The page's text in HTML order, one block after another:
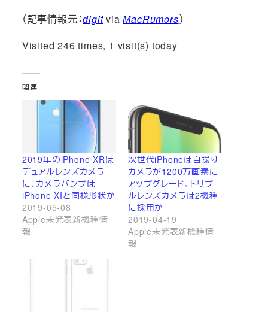
（記事情報元：digit viaMacRumors）
Visited 246 times, 1 visit(s) today
関連
2019年のiPhone XRは
デュアルレンズカメラ
に、カメラバンプは
iPhone XIと同様形状か
2019-05-08
Apple未発表新機種情
報
次世代iPhoneは自撮り
カメラが1200万画素に
アップグレード、トリプ
ルレンズカメラは2機種
に採用か
2019-04-19
Apple未発表新機種情
報